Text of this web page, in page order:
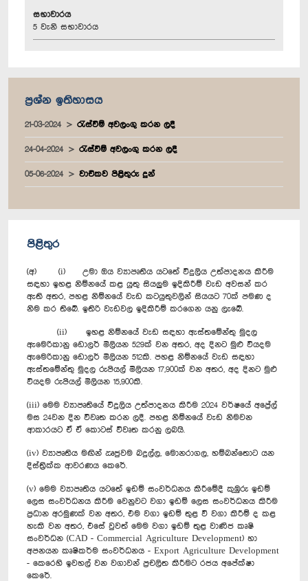
සභාවාරය
5 වැනි සභාවාරය
ප්‍රශ්න ඉතිහාසය
21-03-2024 රැස්වීම් අවලංගු කරන ලදී
24-04-2024 රැස්වීම් අවලංගු කරන ලදී
05-06-2024 වාචිකව පිළිතුරු දුන්
පිළිතුර
(අ) (i) උමා ඔය ව්‍යාපෘතිය යටතේ විදුලිය උත්පාදනය කිරීම
සඳහා ඉහළ නිම්නයේ කළ යුතු සියලුම ඉදිකිරීම් වැඩ අවසන් කර
ඇති අතර, පහළ නිම්නයේ වැඩ කටයුතුවලින් සියයට 70ක් පමණ ද
නිම කර තිබේ. ඉතිරි වැඩවල ඉදිකිරීම් කරගෙන යනු ලැබේ.
(ii) ඉහළ නිම්නයේ වැඩ සඳහා ඇස්තමේන්තු මුදල
ඇමෙරිකානු ඩොලර් මිලියන 529ක් වන අතර, අද දිනට මුළු වියදම
ඇමෙරිකානු ඩොලර් මිලියන 512කි. පහළ නිම්නයේ වැඩ සඳහා
ඇස්තමේන්තු මුදල රුපියල් මිලියන 17,900ක් වන අතර, අද දිනට මුළු
වියදම රුපියල් මිලියන 15,900කි.
(iii) මෙම ව්‍යාපෘතියේ විදුලිය උත්පාදනය කිරීම 2024 වර්ෂයේ අප්‍රේල්
මස 24වන දින විවෘත කරන ලදී. පහළ නිම්නයේ වැඩ නිමවන
ආකාරයට ඒ ඒ කොටස් විවෘත කරනු ලබයි.
(iv) ව්‍යාපෘතිය මඟින් ඍජුවම බදුල්ල, මොනරාගල, හම්බන්තොට යන
දිස්ත්‍රික්ක ආවරණය කෙරේ.
(v) මෙම ව්‍යාපෘතිය යටතේ ඉඩම් සංවර්ධනය කිරීමේදී කුඹුරු ඉඩම්
ලෙස සංවර්ධනය කිරීම වෙනුවට වගා ඉඩම් ලෙස සංවර්ධනය කිරීම
ප්‍රධාන අරමුණක් වන අතර, එම වගා ඉඩම් තුළ වී වගා කිරීම් ද කළ
හැකි වන අතර, එසේ වුවත් මෙම වගා ඉඩම් තුළ වාණිජ කෘෂි
සංවර්ධන (CAD - Commercial Agriculture Development) හා
අපනයන කෘෂිකර්ම සංවර්ධනය - Export Agriculture Development
- කෙරෙහි ඉවහල් වන වගාවන් ප්‍රචලිත කිරීමට රජය අපේක්ෂා
කෙරේ.